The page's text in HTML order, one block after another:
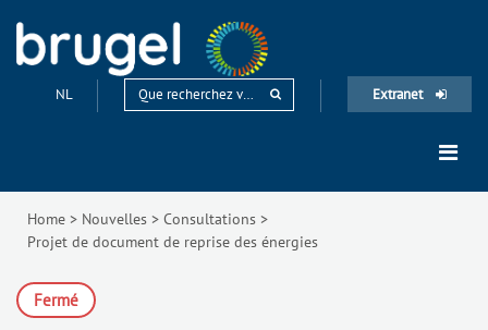
NL Extranet
Home > Nouvelles > Consultations >
Projet de document de reprise des énergies
Fermé